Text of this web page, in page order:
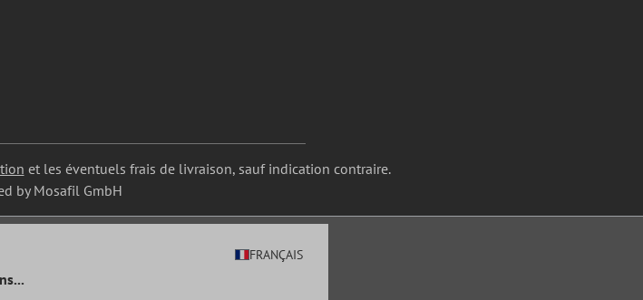
et les éventuels frais de livraison, sauf indication contraire.
by Mosafil GmbH
FRANÇAIS